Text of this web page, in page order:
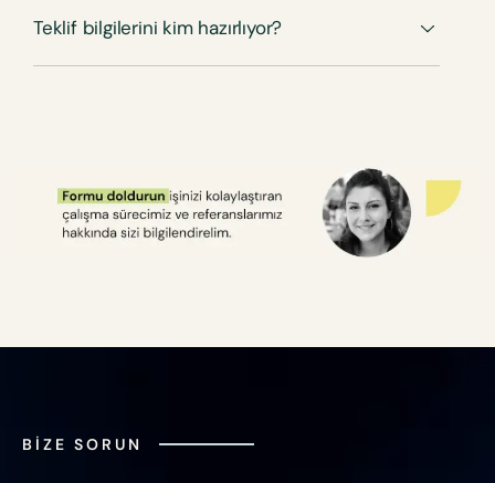
Teklif bilgilerini kim hazırlıyor?
BIZE SORUN